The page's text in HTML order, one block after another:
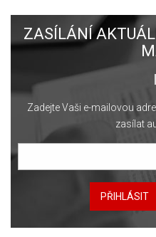
ZASÍLÁNÍ
Zadejte Vaši e-mailovou
zasílat
PŘIHLÁSIT